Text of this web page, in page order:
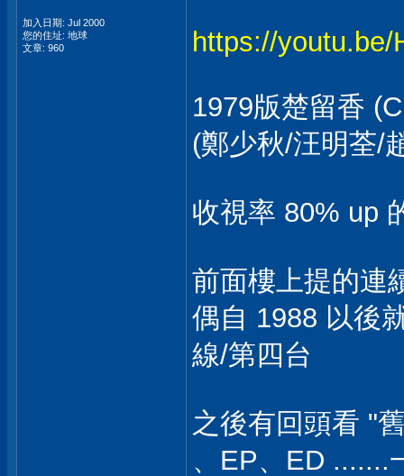
加入日期: Jul 2000
您的住址: 地球
文章: 960
https://youtu.be/
1979版楚留香
(鄭少秋/汪明荃/
收視率 80% up
前面樓上提的連
偶自 1988 以後
線/第四台
之後有回頭看 "
、EP、ED .......